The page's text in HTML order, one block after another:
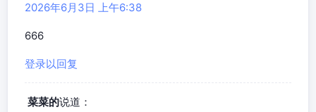
2026年6月3日 上午6:38
666
登录以回复
菜菜的说道：